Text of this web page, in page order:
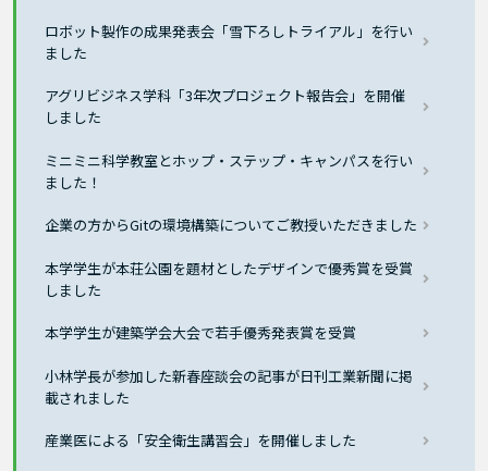
ロボット製作の成果発表会「雪下ろしトライアル」を行い
ました
アグリビジネス学科「3年次プロジェクト報告会」を開催
しました
ミニミニ科学教室とホップ・ステップ・キャンパスを行い
ました！
企業の方からGitの環境構築についてご教授いただきました
本学学生が本荘公園を題材としたデザインで優秀賞を受賞
しました
本学学生が建築学会大会で若手優秀発表賞を受賞
小林学長が参加した新春座談会の記事が日刊工業新聞に掲
載されました
産業医による「安全衛生講習会」を開催しました